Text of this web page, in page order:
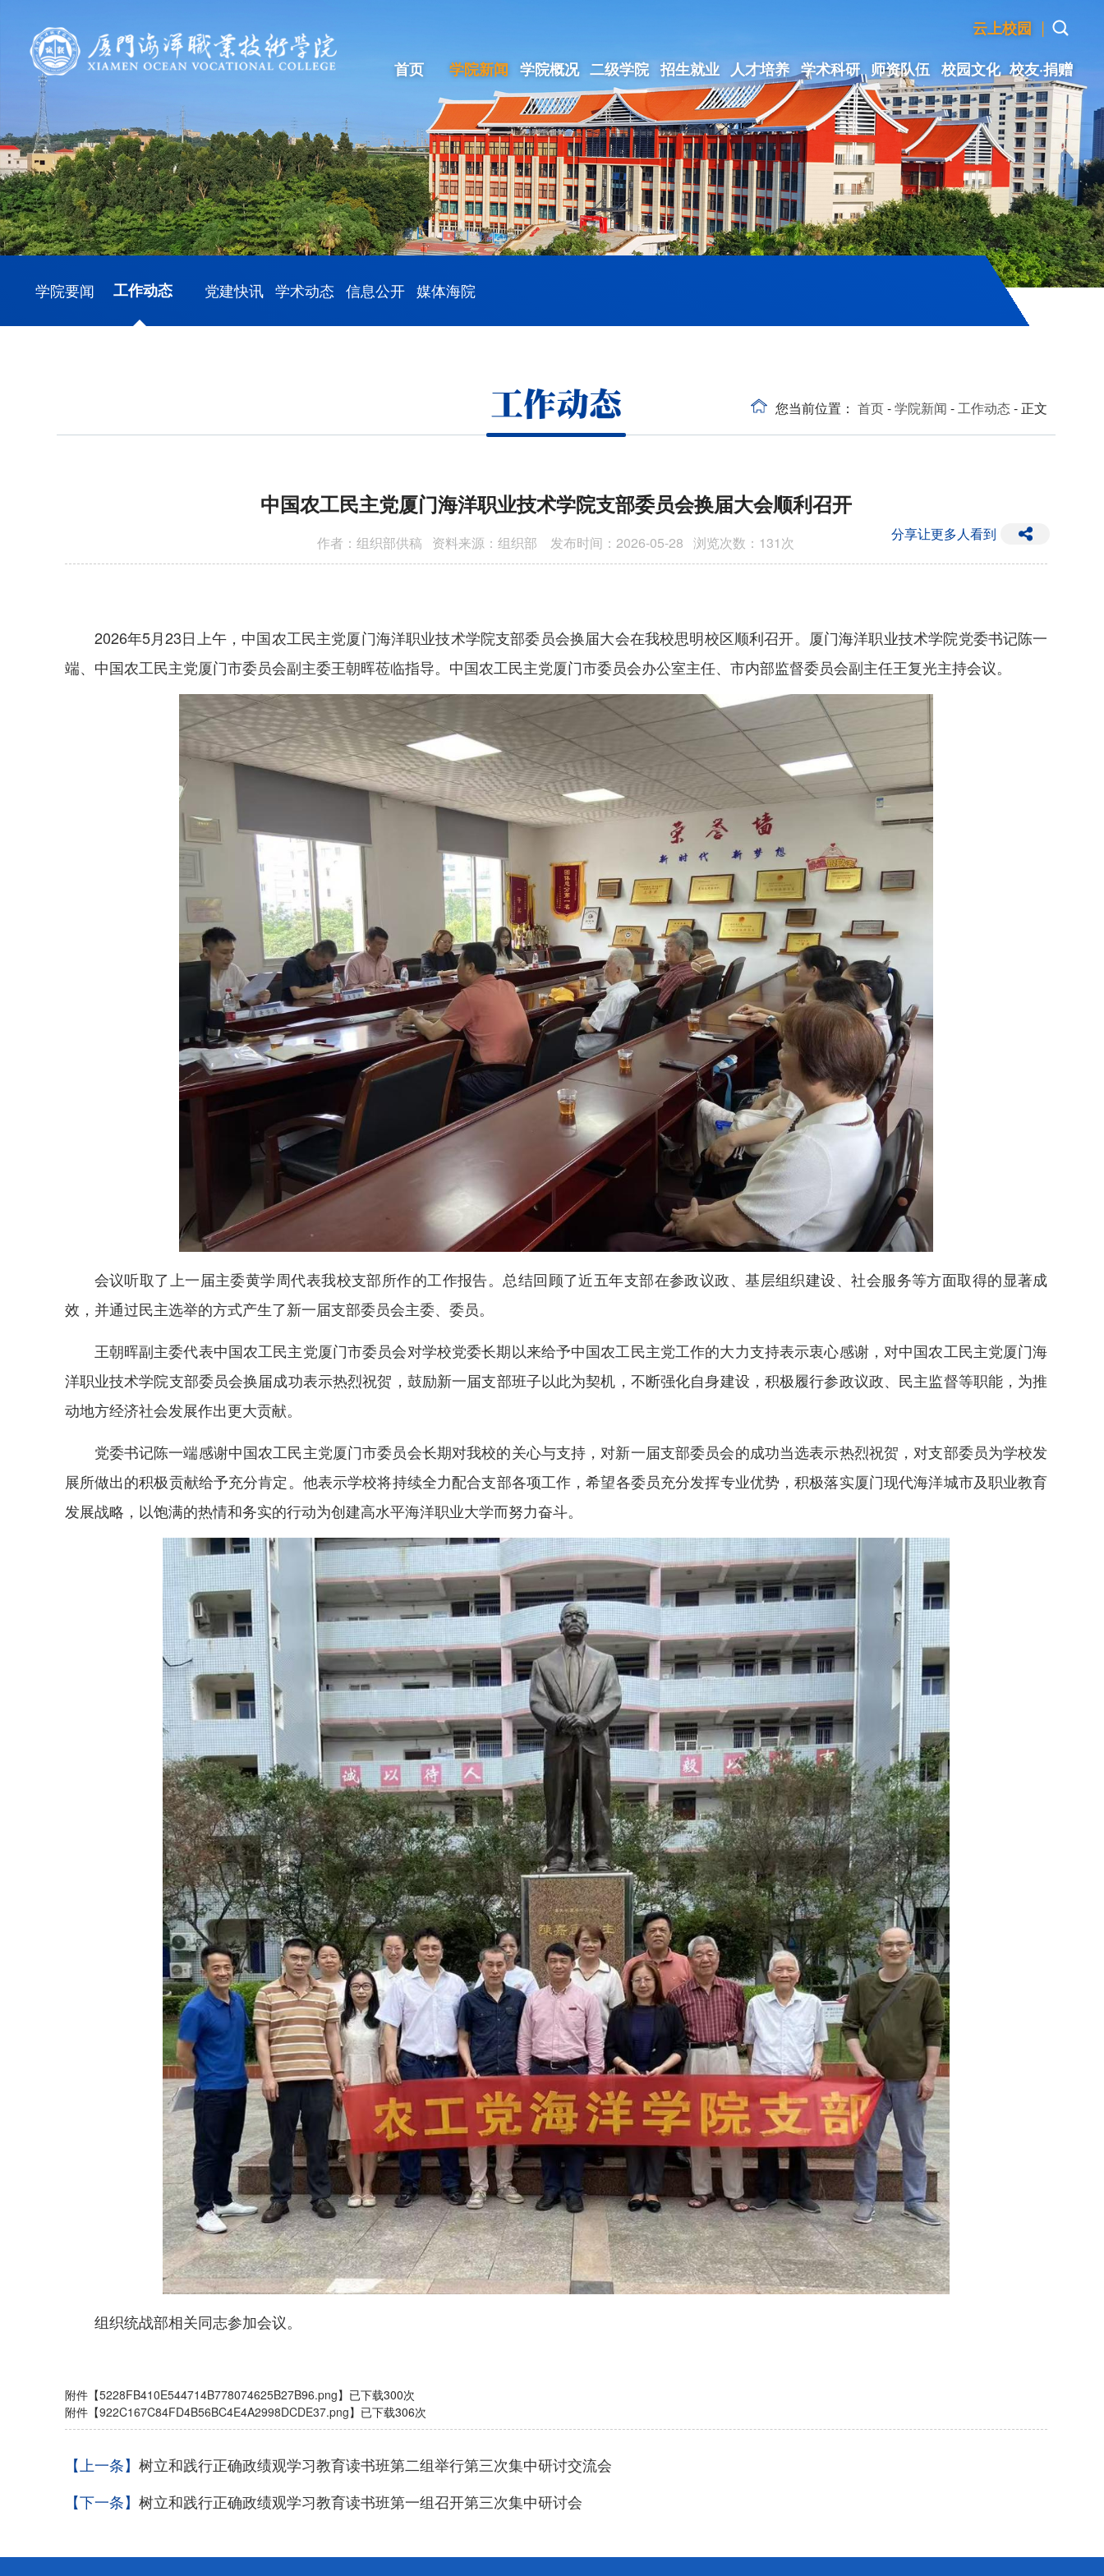
云上校园 |
首页 学院新闻 学院概况 二级学院 招生就业 人才培养 学术科研 师资队伍 校园文化 校友·捐赠
学院要闻 工作动态 党建快讯 学术动态 信息公开 媒体海院
工作动态 您当前位置：首页-学院新闻 -工作动态- 正文
分享让更多人看到
中国农工民主党厦门海洋职业技术学院支部委员会换届大会顺利召开
作者：组织部供稿 资料来源：组织部 发布时间：2026-05-28 浏览次数： 131次
2026年5月23日上午，中国农工民主党厦门海洋职业技术学院支部委员会换届大会在我校思明校区顺利召开。厦门海洋职业技术学院党委书记陈一
端、中国农工民主党厦门市委员会副主委王朝晖莅临指导。中国农工民主党厦门市委员会办公室主任、市内部监督委员会副主任王复光主持会议。
会议听取了上一届主委黄学周代表我校支部所作的工作报告。总结回顾了近五年支部在参政议政、基层组织建设、社会服务等方面取得的显著成
效，并通过民主选举的方式产生了新一届支部委员会主委、委员。
王朝晖副主委代表中国农工民主党厦门市委员会对学校党委长期以来给予中国农工民主党工作的大力支持表示衷心感谢，对中国农工民主党厦门海
洋职业技术学院支部委员会换届成功表示热烈祝贺，鼓励新一届支部班子以此为契机，不断强化自身建设，积极履行参政议政、民主监督等职能，为推
动地方经济社会发展作出更大贡献。
党委书记陈一端感谢中国农工民主党厦门市委员会长期对我校的关心与支持，对新一届支部委员会的成功当选表示热烈祝贺，对支部委员为学校发
展所做出的积极贡献给予充分肯定。他表示学校将持续全力配合支部各项工作，希望各委员充分发挥专业优势，积极落实厦门现代海洋城市及职业教育
发展战略，以饱满的热情和务实的行动为创建高水平海洋职业大学而努力奋斗。
组织统战部相关同志参加会议。
附件【5228FB410E544714B778074625B27B96.png】已下载300次
附件【922C167C84FD4B56BC4E4A2998DCDE37.png】已下载306次
【上一条】 树立和践行正确政绩观学习教育读书班第二组举行第三次集中研讨交流会
【下一条】 树立和践行正确政绩观学习教育读书班第一组召开第三次集中研讨会